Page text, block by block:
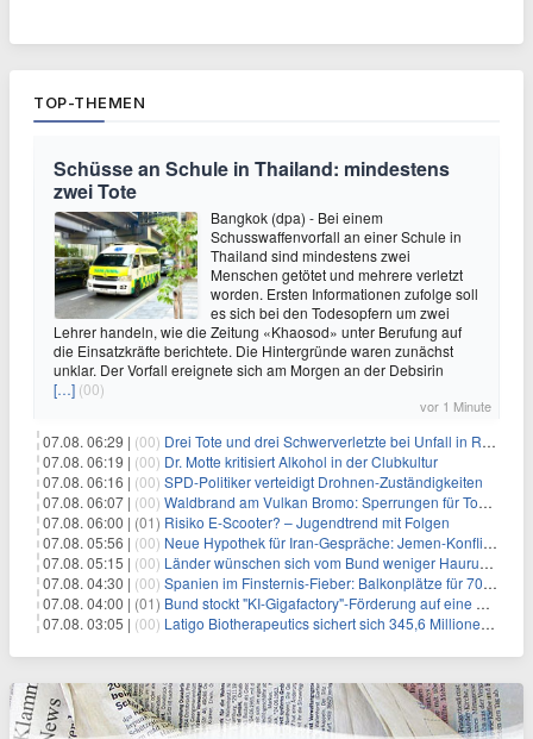
TOP-THEMEN
Schüsse an Schule in Thailand: mindestens
zwei Tote
Bangkok (dpa) - Bei einem
Schusswaffenvorfall an einer Schule in
Thailand sind mindestens zwei
Menschen getötet und mehrere verletzt
worden. Ersten Informationen zufolge soll
es sich bei den Todesopfern um zwei
Lehrer handeln, wie die Zeitung «Khaosod» unter Berufung auf
die Einsatzkräfte berichtete. Die Hintergründe waren zunächst
unklar. Der Vorfall ereignete sich am Morgen an der Debsirin
[…] (00)
vor 1 Minute
07.08. 06:29 | (00) Drei Tote und drei Schwerverletzte bei Unfall in Rheinland-Pfalz
07.08. 06:19 | (00) Dr. Motte kritisiert Alkohol in der Clubkultur
07.08. 06:16 | (00) SPD-Politiker verteidigt Drohnen-Zuständigkeiten
07.08. 06:07 | (00) Waldbrand am Vulkan Bromo: Sperrungen für Touristen
07.08. 06:00 | (01) Risiko E-Scooter? – Jugendtrend mit Folgen
07.08. 05:56 | (00) Neue Hypothek für Iran-Gespräche: Jemen-Konflikt eskaliert
07.08. 05:15 | (00) Länder wünschen sich vom Bund weniger Hauruck-Gesetzgebung
07.08. 04:30 | (00) Spanien im Finsternis-Fieber: Balkonplätze für 700 Euro
07.08. 04:00 | (01) Bund stockt "KI-Gigafactory"-Förderung auf eine Milliarde Euro auf
07.08. 03:05 | (00) Latigo Biotherapeutics sichert sich 345,6 Millionen Dollar in einer erhöhten IPO und ebnet den Weg für nicht-opioide Schmerztherapie